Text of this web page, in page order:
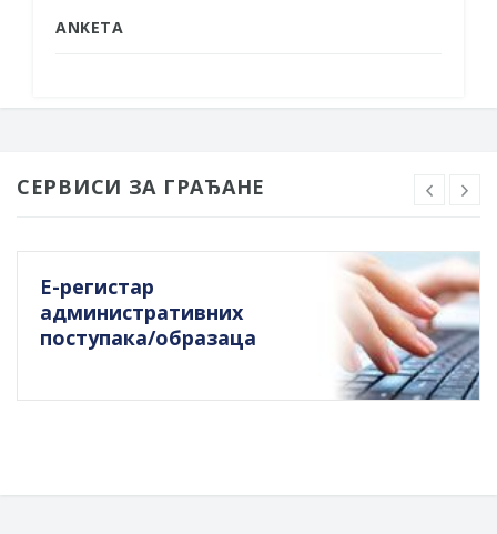
ANKETA
СЕРВИСИ ЗА ГРАЂАНЕ
Е-регистар
административних
поступака/образаца